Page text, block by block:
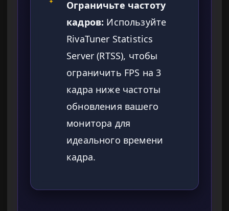
Ограничьте частоту
кадров: Используйте
RivaTuner Statistics
Server (RTSS), чтобы
ограничить FPS на 3
кадра ниже частоты
обновления вашего
монитора для
идеального времени
кадра.